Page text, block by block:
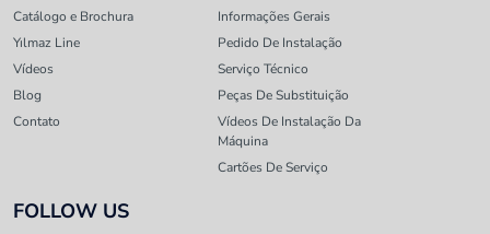
Catálogo e Brochura
Yılmaz Line
Vídeos
Blog
Contato
Informações Gerais
Pedido De Instalação
Serviço Técnico
Peças De Substituição
Vídeos De Instalação Da
Máquina
Cartões De Serviço
FOLLOW US